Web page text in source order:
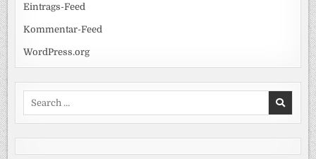
Eintrags-Feed
Kommentar-Feed
WordPress.org